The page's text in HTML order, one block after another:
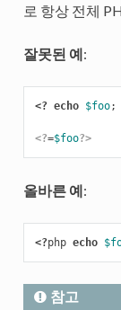
로 항상 전체
잘못된 예:
<? echo $foo;
<?=$foo?>
올바른 예:
<?php echo
참고